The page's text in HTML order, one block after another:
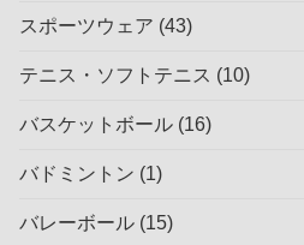
スポーツウェア (43)
テニス・ソフトテニス (10)
バスケットボール (16)
バドミントン (1)
バレーボール (15)